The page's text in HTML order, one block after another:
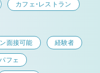
カフェ・レストラン
面接可能 経験者
フェ